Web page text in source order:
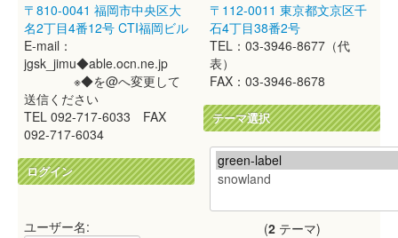
〒810-0041 福岡市中央区大
名2丁目4番12号 CTI福岡ビル
E-mail：
jgsk_jimu◆able.ocn.ne.jp
※◆を@へ変更して
送信ください
TEL 092-717-6033 FAX
092-717-6034
ログイン
ユーザー名:
〒112-0011 東京都文京区千
石4丁目38番2号
TEL：03-3946-8677（代
表）
FAX：03-3946-8678
テーマ選択
(2テーマ)